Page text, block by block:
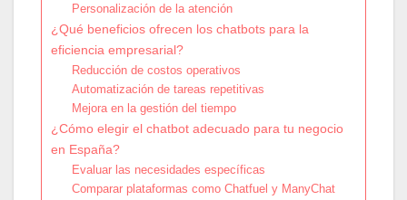
Personalización de la atención
¿Qué beneficios ofrecen los chatbots para la
eficiencia empresarial?
Reducción de costos operativos
Automatización de tareas repetitivas
Mejora en la gestión del tiempo
¿Cómo elegir el chatbot adecuado para tu negocio
en España?
Evaluar las necesidades específicas
Comparar plataformas como Chatfuel y ManyChat